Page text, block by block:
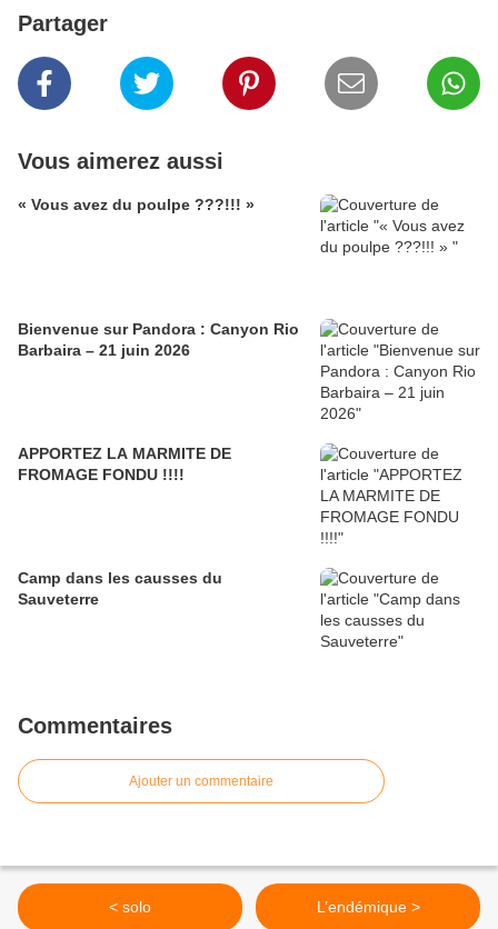
Partager
Vous aimerez aussi
« Vous avez du poulpe ???!!! »
Bienvenue sur Pandora : Canyon Rio
Barbaira – 21 juin 2026
APPORTEZ LA MARMITE DE
FROMAGE FONDU !!!!
Camp dans les causses du
Sauveterre
Commentaires
Ajouter un commentaire
< solo L’endémique >